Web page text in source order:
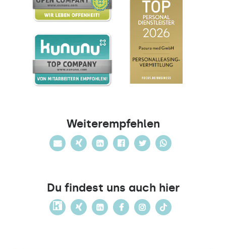
Weiterempfehlen
Du findest uns auch hier